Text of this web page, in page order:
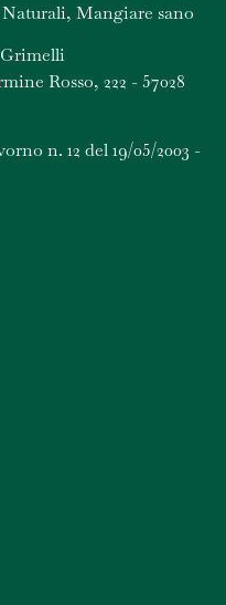
Mangiare sano
Rosso, 222 - 57028
n. 12 del 19/05/2003 -